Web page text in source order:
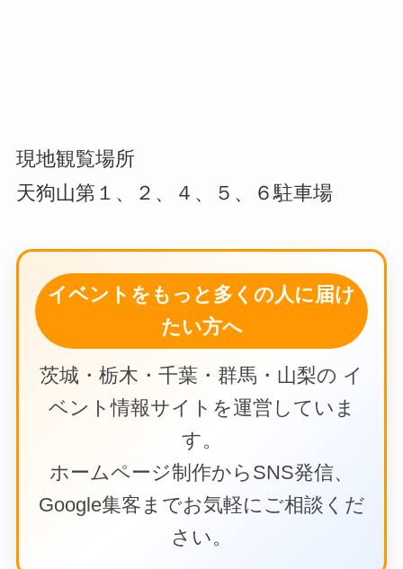
現地観覧場所
天狗山第１、２、４、５、６駐車場
イベントをもっと多くの人に届け
たい方へ
茨城・栃木・千葉・群馬・山梨の イ
ベント情報サイトを運営していま
す。
ホームページ制作からSNS発信、
Google集客までお気軽にご相談くだ
さい。